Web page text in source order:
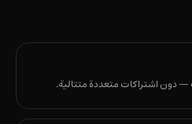
— دون اشتراكات متعددة متتالية.